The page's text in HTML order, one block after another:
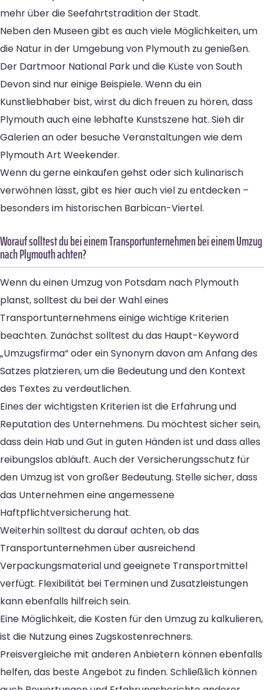
mehr über die Seefahrtstradition der Stadt.
Neben den Museen gibt es auch viele Möglichkeiten, um
die Natur in der Umgebung von Plymouth zu genießen.
Der Dartmoor National Park und die Küste von South
Devon sind nur einige Beispiele. Wenn du ein
Kunstliebhaber bist, wirst du dich freuen zu hören, dass
Plymouth auch eine lebhafte Kunstszene hat. Sieh dir
Galerien an oder besuche Veranstaltungen wie dem
Plymouth Art Weekender.
Wenn du gerne einkaufen gehst oder sich kulinarisch
verwöhnen lässt, gibt es hier auch viel zu entdecken –
besonders im historischen Barbican-Viertel.
Worauf solltest du bei einem Transportunternehmen bei einem Umzug
nach Plymouth achten?
Wenn du einen Umzug von Potsdam nach Plymouth
planst, solltest du bei der Wahl eines
Transportunternehmens einige wichtige Kriterien
beachten. Zunächst solltest du das Haupt-Keyword
„Umzugsfirma“ oder ein Synonym davon am Anfang des
Satzes platzieren, um die Bedeutung und den Kontext
des Textes zu verdeutlichen.
Eines der wichtigsten Kriterien ist die Erfahrung und
Reputation des Unternehmens. Du möchtest sicher sein,
dass dein Hab und Gut in guten Händen ist und dass alles
reibungslos abläuft. Auch der Versicherungsschutz für
den Umzug ist von großer Bedeutung. Stelle sicher, dass
das Unternehmen eine angemessene
Haftpflichtversicherung hat.
Weiterhin solltest du darauf achten, ob das
Transportunternehmen über ausreichend
Verpackungsmaterial und geeignete Transportmittel
verfügt. Flexibilität bei Terminen und Zusatzleistungen
kann ebenfalls hilfreich sein.
Eine Möglichkeit, die Kosten für den Umzug zu kalkulieren,
ist die Nutzung eines Zugskostenrechners.
Preisvergleiche mit anderen Anbietern können ebenfalls
helfen, das beste Angebot zu finden. Schließlich können